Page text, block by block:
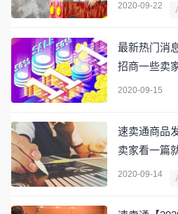
2020-09-22
最新热门消
招商一些卖家
2020-09-15
速卖通商品
卖家看一篇
2020-09-14